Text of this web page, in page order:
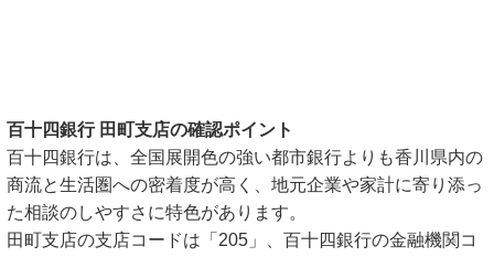
百十四銀行 田町支店の確認ポイント
百十四銀行は、全国展開色の強い都市銀行よりも香川県内の
商流と生活圏への密着度が高く、地元企業や家計に寄り添っ
た相談のしやすさに特色があります。
田町支店の支店コードは「205」、百十四銀行の金融機関コ